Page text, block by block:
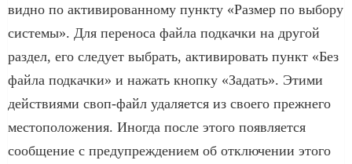
видно по активированному пункту «Размер по выбору
системы». Для переноса файла подкачки на другой
раздел, его следует выбрать, активировать пункт «Без
файла подкачки» и нажать кнопку «Задать». Этими
действиями своп-файл удаляется из своего прежнего
местоположения. Иногда после этого появляется
сообщение с предупреждением об отключении этого